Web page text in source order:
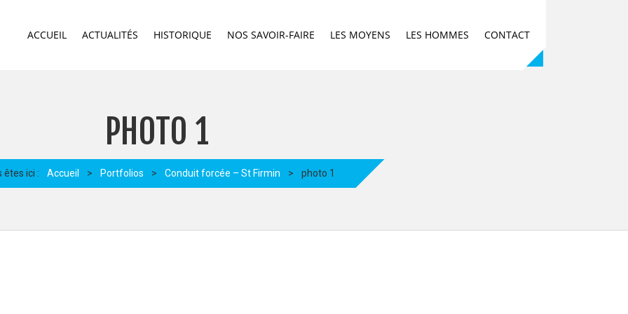
ACCUEIL ACTUALITÉS HISTORIQUE NOS SAVOIR-FAIRE LES MOYENS LES HOMMES CONTACT
PHOTO 1
êtes ici : Accueil > Portfolios > Conduit forcée – St Firmin > photo 1